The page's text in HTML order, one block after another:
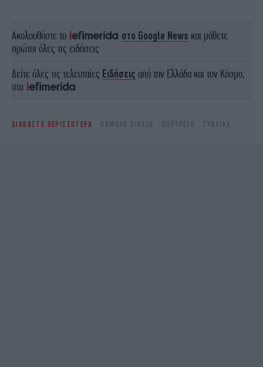
Ακολουθήστε το στο Google News και μάθετε
πρώτοι όλες τις ειδήσεις
Δείτε όλες τις τελευταίες Ειδήσεις από την Ελλάδα και τον Κόσμο,
στο
ΔΙΑΒΑΣΤΕ ΠΕΡΙΣΣΟΤΕΡΑ ΠΆΜΠΛΟ ΠΙΚΆΣΟ ΠΟΡΤΡΈΤΟ ΓΥΝΑΊΚΑ